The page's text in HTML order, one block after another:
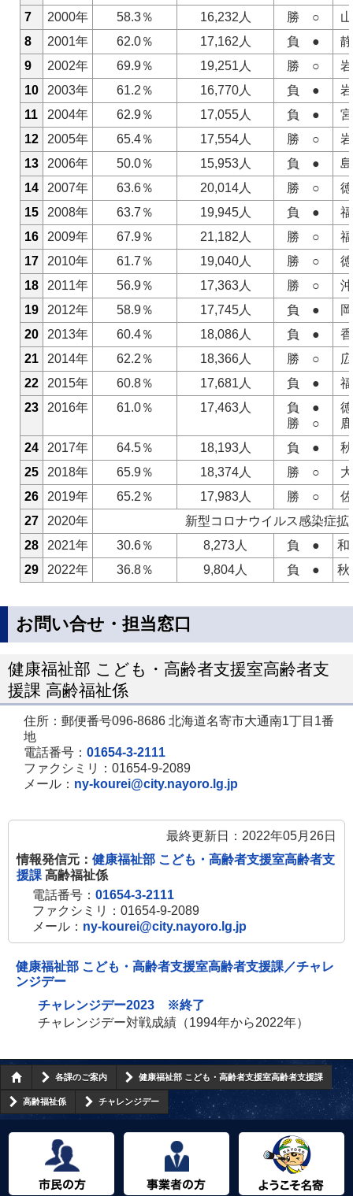
7
2000年 58.3％ 16,232人 勝 ○
8
2001年 62.0％ 17,162人 負 ●
9
2002年 69.9％ 19,251人 勝 ○
10
2003年 61.2％ 16,770人 負 ●
11
2004年 62.9％ 17,055人 負 ●
12
2005年 65.4％ 17,554人 勝 ○
13
2006年 50.0％ 15,953人 負 ●
14
2007年 63.6％ 20,014人 勝 ○
15
2008年 63.7％ 19,945人 負 ●
16
2009年 67.9％ 21,182人 勝 ○
17
2010年 61.7％ 19,040人 勝 ○
18
2011年 56.9％ 17,363人 勝 ○
19
2012年 58.9％ 17,745人 負 ●
20
2013年 60.4％ 18,086人 負 ●
21
2014年 62.2％ 18,366人 勝 ○
22
2015年 60.8％ 17,681人 負 ●
23
2016年 61.0％ 17,463人
負 ●
勝 ○
24
2017年 64.5％ 18,193人 負 ●
25
2018年 65.9％ 18,374人 勝 ○
26
2019年 65.2％ 17,983人 勝 ○
27
2020年
新型コロナウイルス感染症
28
2021年 30.6％ 8,273人 負 ●
和
29
2022年 36.8％ 9,804人 負 ● 秋
お問い合せ・担当窓口
健康福祉部 こども・高齢者支援室高齢者支
援課 高齢福祉係
住所：郵便番号096-8686 北海道名寄市大通南1丁目1番
地
電話番号： 01654-3-2111
ファクシミリ：01654-9-2089
メール： ny-kourei@city.nayoro.lg.jp
最終更新日：2022年05月26日
情報発信元： 健康福祉部 こども・高齢者支援室高齢者支
援課 高齢福祉係
電話番号： 01654-3-2111
ファクシミリ：01654-9-2089
メール： ny-kourei@city.nayoro.lg.jp
健康福祉部 こども・高齢者支援室高齢者支援課／チャレ
ンジデー
チャレンジデー2023 ※終了
チャレンジデー対戦成績（1994年から2022年）
各課のご案内 健康福祉部 こども・高齢者支援室高齢者支援課
高齢福祉係 チャレンジデー